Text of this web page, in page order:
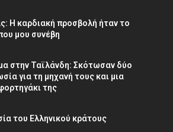
Η καρδιακή προσβολή ήταν το
μου συνέβη
στην Ταϊλάνδη: Σκότωσαν δύο
για τη μηχανή τους και μια
της
του Ελληνικού κράτους